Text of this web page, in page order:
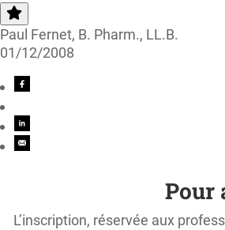
Paul Fernet, B. Pharm., LL.B.
01/12/2008
Pour
L’inscription, réservée aux